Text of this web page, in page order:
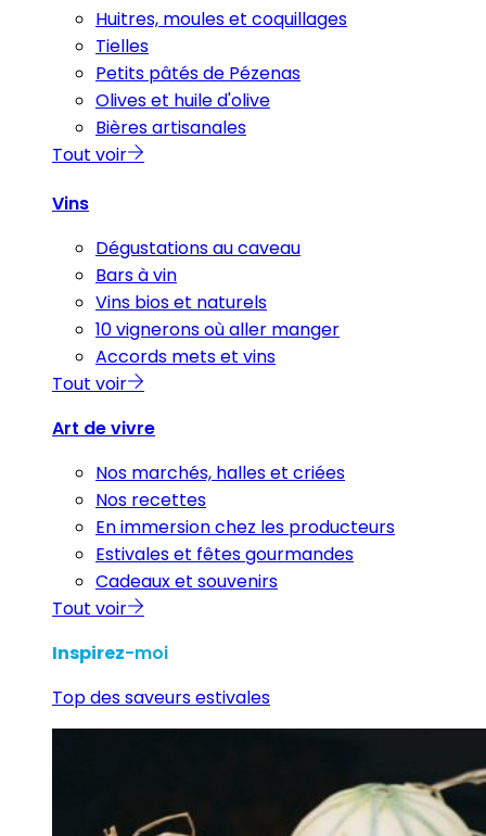
Huitres, moules et coquillages
Tielles
Petits pâtés de Pézenas
Olives et huile d'olive
Bières artisanales
Tout voir
Vins
Dégustations au caveau
Bars à vin
Vins bios et naturels
10 vignerons où aller manger
Accords mets et vins
Tout voir
Art de vivre
Nos marchés, halles et criées
Nos recettes
En immersion chez les producteurs
Estivales et fêtes gourmandes
Cadeaux et souvenirs
Tout voir
Inspirez-moi
Top des saveurs estivales